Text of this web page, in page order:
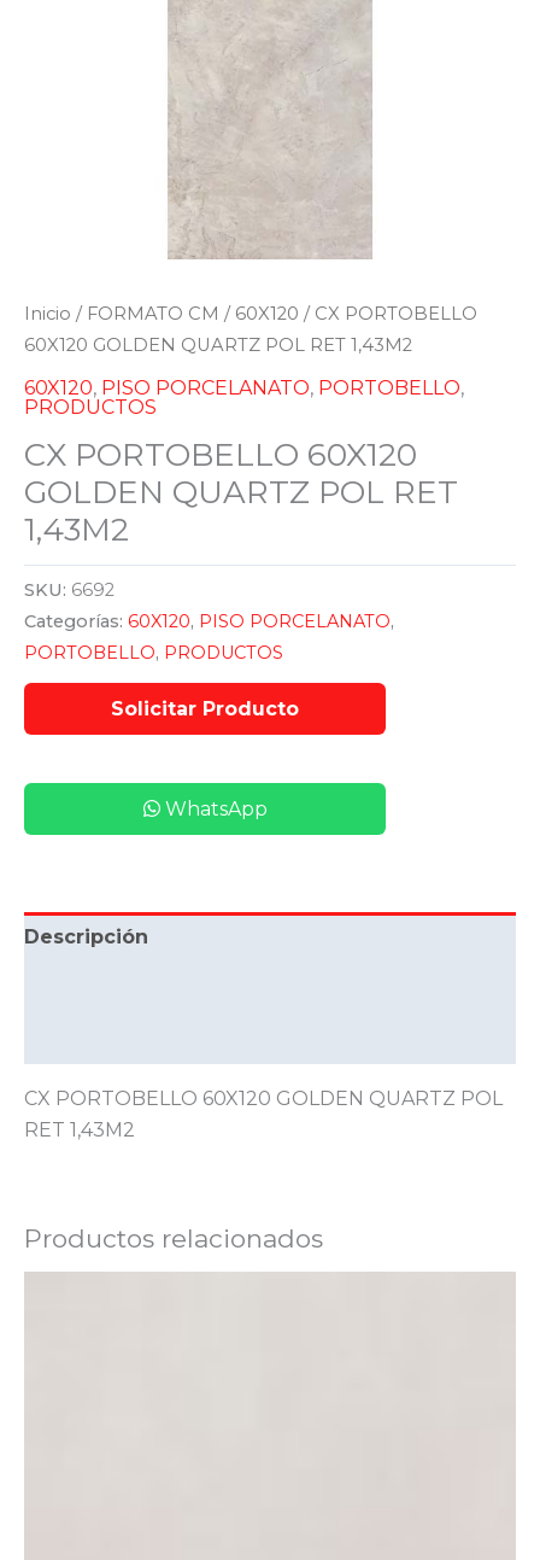
Inicio / FORMATO CM / 60X120 / CX PORTOBELLO
60X120 GOLDEN QUARTZ POL RET 1,43M2
60X120, PISO PORCELANATO, PORTOBELLO,
PRODUCTOS
CX PORTOBELLO 60X120
GOLDEN QUARTZ POL RET
1,43M2
SKU: 6692
Categorías: 60X120, PISO PORCELANATO,
PORTOBELLO, PRODUCTOS
WhatsApp
Descripción
CX PORTOBELLO 60X120 GOLDEN QUARTZ POL
RET 1,43M2
Productos relacionados